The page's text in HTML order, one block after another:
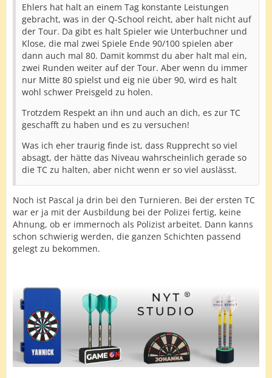
Ehlers hat halt an einem Tag konstante Leistungen
gebracht, was in der Q-School reicht, aber halt nicht auf
der Tour. Da gibt es halt Spieler wie Unterbuchner und
Klose, die mal zwei Spiele Ende 90/100 spielen aber
dann auch mal 80. Damit kommst du aber halt mal ein,
zwei Runden weiter auf der Tour. Aber wenn du immer
nur Mitte 80 spielst und eig nie über 90, wird es halt
wohl schwer Preisgeld zu holen.
Trotzdem Respekt an ihn und auch an dich, es zur TC
geschafft zu haben und es zu versuchen!
Was ich eher traurig finde ist, dass Rupprecht so viel
absagt, der hätte das Niveau wahrscheinlich gerade so
die TC zu halten, aber nicht wenn er so viel auslässt.
Noch ist Pascal ja drin bei den Turnieren. Bei der ersten TC
war er ja mit der Ausbildung bei der Polizei fertig, keine
Ahnung, ob er immernoch als Polizist arbeitet. Dann kanns
schon schwierig werden, die ganzen Schichten passend
gelegt zu bekommen.